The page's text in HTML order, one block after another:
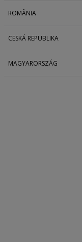
ROMÂNIA
CESKÁ REPUBLIKA
MAGYARORSZÁG